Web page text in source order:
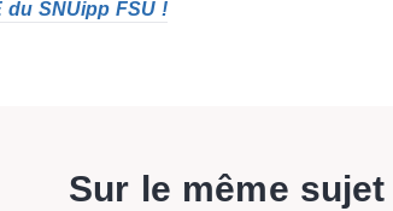
du SNUipp FSU !
Sur le même sujet